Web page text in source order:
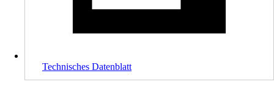
Technisches Datenblatt